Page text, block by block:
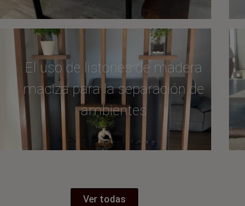
El uso de listones de madera
maciza para la separación de
ambientes
Ver todas